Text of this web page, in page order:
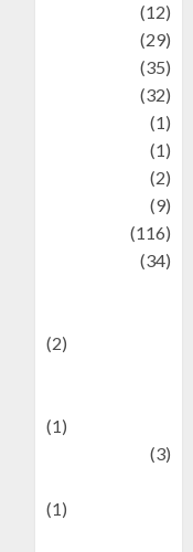
(12)
(29)
(35)
(32)
(1)
(1)
(2)
(9)
(116)
(34)
(2)
(1)
(3)
(1)